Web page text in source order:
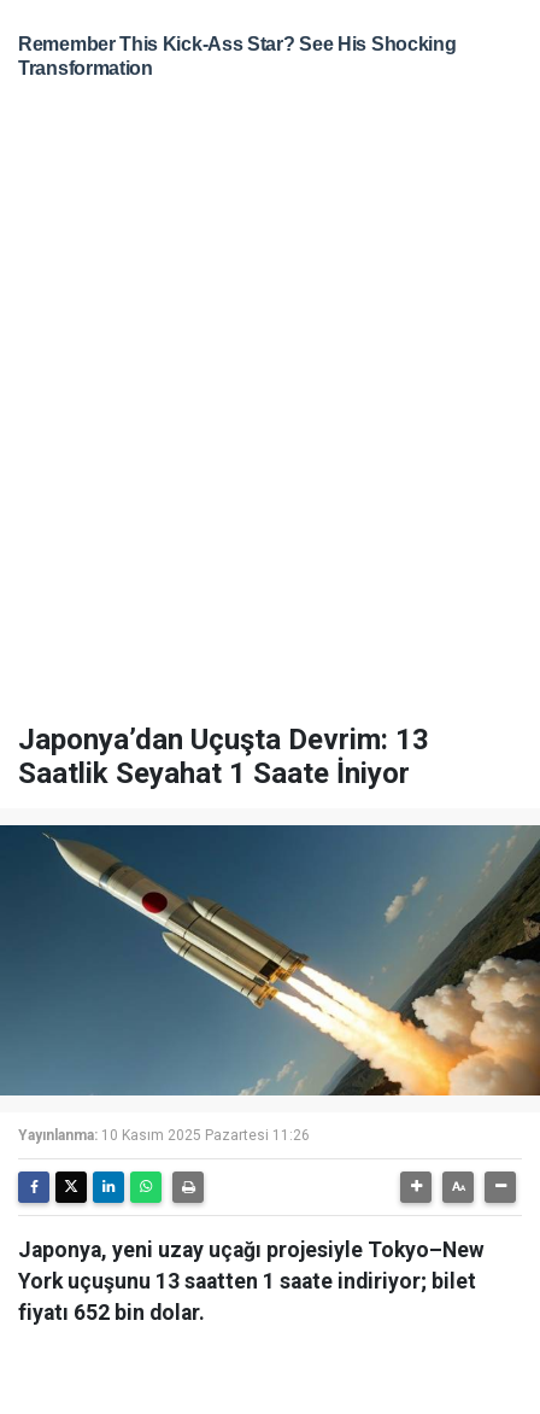
Japonya’dan Uçuşta Devrim: 13
Saatlik Seyahat 1 Saate İniyor
Yayınlanma: 10 Kasım 2025 Pazartesi 11:26
Japonya, yeni uzay uçağı projesiyle Tokyo–New
York uçuşunu 13 saatten 1 saate indiriyor; bilet
fiyatı 652 bin dolar.